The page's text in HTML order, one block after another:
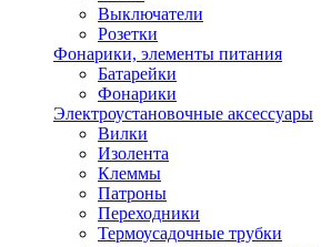
Выключатели
Розетки
Фонарики, элементы питания
Батарейки
Фонарики
Электроустановочные аксессуары
Вилки
Изолента
Клеммы
Патроны
Переходники
Термоусадочные трубки